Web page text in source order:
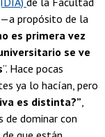
—a propósito de la
es primera vez
se ve
”. Hace pocas
ya lo hacían, pero
es distinta?”,
de dominar con